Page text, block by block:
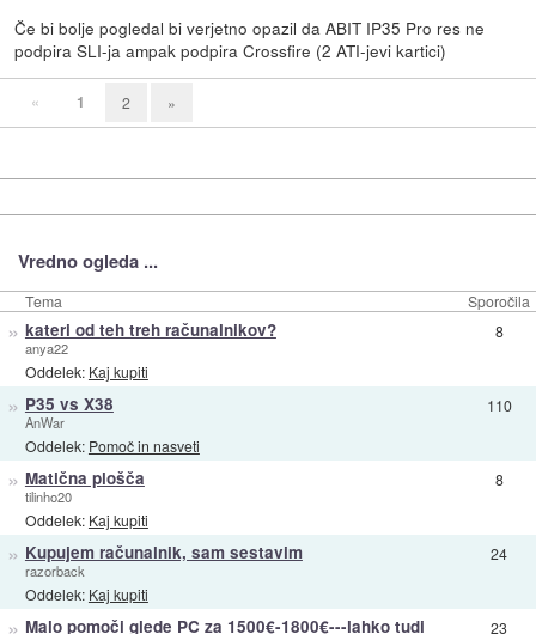
Če bi bolje pogledal bi verjetno opazil da ABIT IP35 Pro res ne
podpira SLI-ja ampak podpira Crossfire (2 ATI-jevi kartici)
« 1 2 »
Vredno ogleda ...
Tema Sporočila
» kateri od teh treh računalnikov?
anya22
Oddelek: Kaj kupiti
8
» P35 vs X38
AnWar
Oddelek: Pomoč in nasveti
110
» Matična plošča
tilinho20
Oddelek: Kaj kupiti
8
» Kupujem računalnik, sam sestavim
razorback
Oddelek: Kaj kupiti
24
» Malo pomoči glede PC za 1500€-1800€---lahko tudi 23